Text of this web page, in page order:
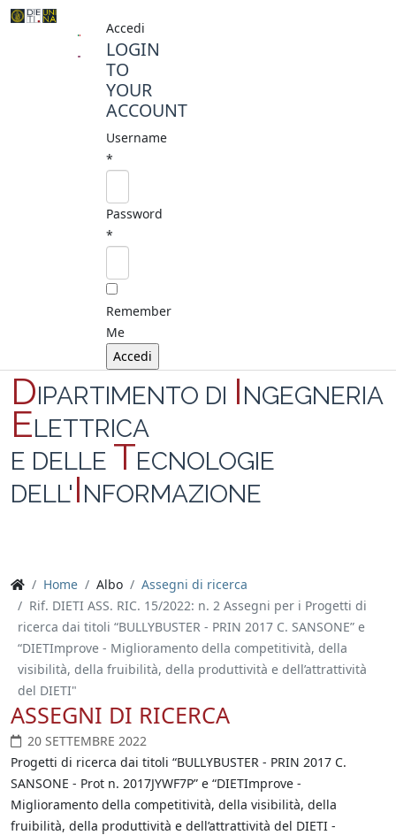
Accedi
LOGIN
TO
YOUR
ACCOUNT
Username
*
Password
*
Remember
Me
DIPARTIMENTO DI INGEGNERIA
ELETTRICA
E DELLE TECNOLOGIE
DELL'INFORMAZIONE
Home Albo
Assegni di ricerca
Rif. DIETI ASS. RIC. 15/2022: n. 2 Assegni per i Progetti di
ricerca dai titoli “BULLYBUSTER - PRIN 2017 C. SANSONE” e
“DIETImprove - Miglioramento della competitività, della
visibilità, della fruibilità, della produttività e dell’attrattività
del DIETI"
ASSEGNI DI RICERCA
20 SETTEMBRE 2022
Progetti di ricerca dai titoli “BULLYBUSTER - PRIN 2017 C.
SANSONE - Prot n. 2017JYWF7P” e “DIETImprove -
Miglioramento della competitività, della visibilità, della
fruibilità, della produttività e dell’attrattività del DIETI -